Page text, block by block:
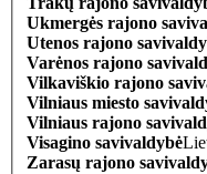
Ukmergės rajono
Utenos rajono
Varėnos rajono
Vilkaviškio rajono
Vilniaus miesto
Vilniaus rajono
Visagino savivaldybė
Zarasų rajono